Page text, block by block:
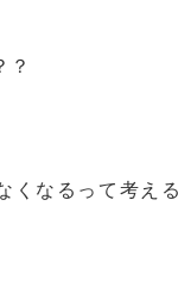
くなるって考え